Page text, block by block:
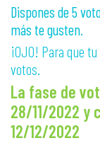
Dispones de 5
más te gusten.
¡OJO! Para que
votos.
La fase de
28/11/2022 y
12/12/2022